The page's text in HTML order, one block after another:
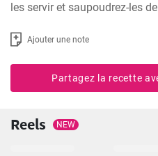
les servir et saupoudrez-les
Ajouter une note
Partagez la recette
Reels NEW